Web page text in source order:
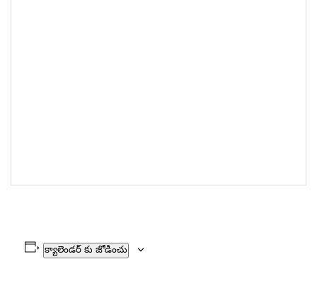
క్యాలెండర్ కు జోడించు